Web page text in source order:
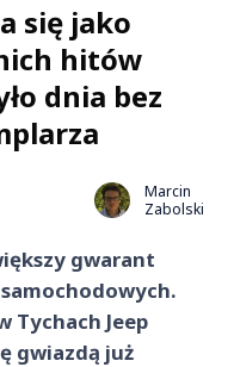
się jako
hitów
dnia bez
Marcin
Zabolski
gwarant
Tychach Jeep
gwiazdą już